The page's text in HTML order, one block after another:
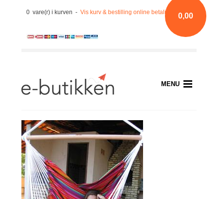
0 vare(r) i kurven -Vis kurv & bestilling online betaling med kort
0,00
MENU